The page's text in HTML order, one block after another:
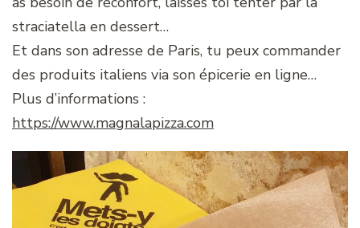
straciatella en dessert…
Et dans son adresse de Paris, tu peux commander
des produits italiens via son épicerie en ligne…
Plus d’informations :
https://www.magnalapizza.com